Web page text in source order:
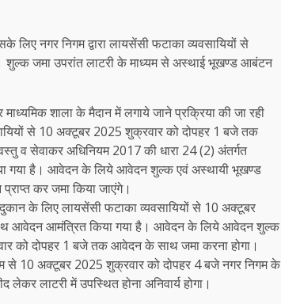
लिए नगर निगम द्वारा लायसेंसी फटाका व्यवसायियों से
शुल्क जमा उपरांत लाटरी के माध्यम से अस्थाई भूखण्ड आबंटन
शाला के मैदान में लगाये जाने प्रक्रिया की जा रही
से 10 अक्टूबर 2025 शुक्रवार को दोपहर 1 बजे तक
व सेवाकर अधिनियम 2017 की धारा 24 (2) अंतर्गत
गया है। आवेदन के लिये आवेदन शुल्क एवं अस्थायी भूखण्ड
कर जमा किया जाएंगे।
दुकान के लिए लायसेंसी फटाका व्यवसायियों से 10 अक्टूबर
आवेदन आमंत्रित किया गया है। आवेदन के लिये आवेदन शुल्क
को दोपहर 1 बजे तक आवेदन के साथ जमा करना होगा।
से 10 अक्टूबर 2025 शुक्रवार को दोपहर 4 बजे नगर निगम के
लाटरी में उपस्थित होना अनिवार्य होगा।